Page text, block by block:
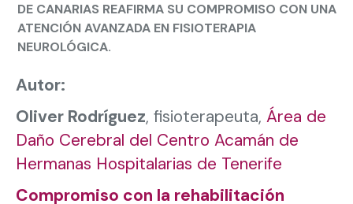
DE CANARIAS REAFIRMA SU COMPROMISO CON UNA
ATENCIÓN AVANZADA EN FISIOTERAPIA
NEUROLÓGICA.
Autor:
Oliver Rodríguez, fisioterapeuta, Área de
Daño Cerebral del Centro Acamán de
Hermanas Hospitalarias de Tenerife
Compromiso con la rehabilitación